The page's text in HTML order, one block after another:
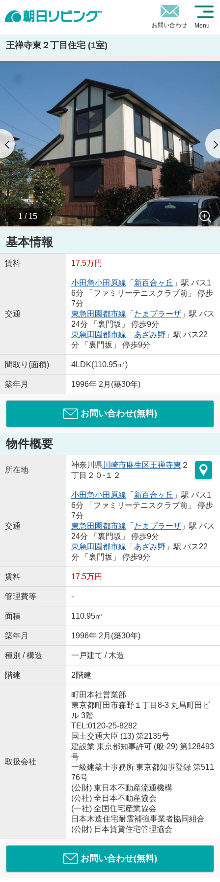
お問い合わせ Menu
王禅寺東２丁目住宅 (1室)
1 / 15
基本情報
賃料 17.5万円
交通
小田急小田原線 「 新百合ヶ丘 」駅 バス1
6分 「ファミリーテニスクラブ前」 停歩
7分
東急田園都市線 「 たまプラーザ」駅 バス
24分 「裏門坂」 停歩9分
東急田園都市線 「 あざみ野 」駅 バス22
分 「裏門坂」 停歩9分
間取り(面積) 4LDK(110.95㎡)
築年月 1996年 2月(築30年)
お問い合わせ(無料)
物件概要
所在地
神奈川県 川崎市麻生区王禅寺東 ２
丁目２０-１２
交通
小田急小田原線 「 新百合ヶ丘 」駅 バス1
6分 「ファミリーテニスクラブ前」 停歩
7分
東急田園都市線 「 たまプラーザ」駅 バス
24分 「裏門坂」 停歩9分
東急田園都市線 「 あざみ野 」駅 バス22
分 「裏門坂」 停歩9分
賃料 17.5万円
管理費等 -
面積 110.95㎡
築年月 1996年 2月(築30年)
種別 / 構造 一戸建て / 木造
階建 2階建
取扱会社
町田本社営業部
東京都町田市森野１丁目8-3 丸昌町田ビ
ル 3階
TEL:0120-25-8282
国土交通大臣 (13) 第2135号
建設業 東京都知事許可 (般-29) 第128493
号
一級建築士事務所 東京都知事登録 第511
76号
(公財) 東日本不動産流通機構
(公社) 全日本不動産協会
(一社) 全国住宅産業協会
日本木造住宅耐震補強事業者協同組合
(公財) 日本賃貸住宅管理協会
お問い合わせ(無料)